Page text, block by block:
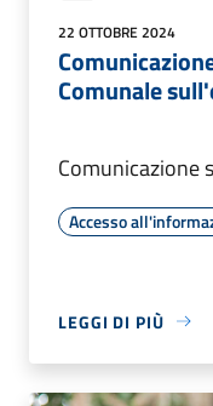
22 OTTOBRE 2024
Comunale
Comunicazione
Accesso
LEGGI DI PIÙ